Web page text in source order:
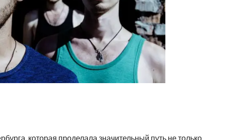
которая проделала значительный путь не только